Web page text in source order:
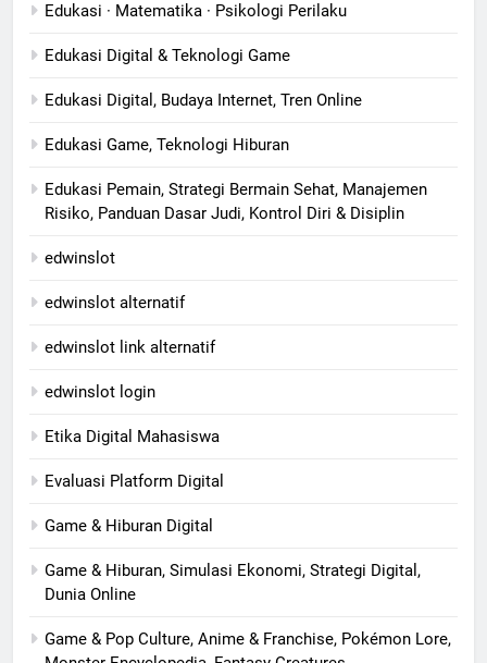
Edukasi · Matematika · Psikologi Perilaku
Edukasi Digital & Teknologi Game
Edukasi Digital, Budaya Internet, Tren Online
Edukasi Game, Teknologi Hiburan
Edukasi Pemain, Strategi Bermain Sehat, Manajemen
Risiko, Panduan Dasar Judi, Kontrol Diri & Disiplin
edwinslot
edwinslot alternatif
edwinslot link alternatif
edwinslot login
Etika Digital Mahasiswa
Evaluasi Platform Digital
Game & Hiburan Digital
Game & Hiburan, Simulasi Ekonomi, Strategi Digital,
Dunia Online
Game & Pop Culture, Anime & Franchise, Pokémon Lore,